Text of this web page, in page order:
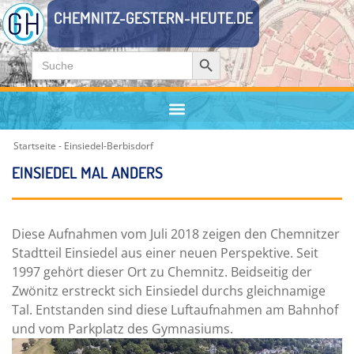
Zum
Inhalt
springen
CHEMNITZ-GESTERN-HEUTE.DE
Search
for:
Search Button
Startseite - Einsiedel-Berbisdorf
EINSIEDEL MAL ANDERS
Diese Aufnahmen vom Juli 2018 zeigen den Chemnitzer
Stadtteil Einsiedel aus einer neuen Perspektive. Seit
1997 gehört dieser Ort zu Chemnitz. Beidseitig der
Zwönitz erstreckt sich Einsiedel durchs gleichnamige
Tal. Entstanden sind diese Luftaufnahmen am Bahnhof
und vom Parkplatz des Gymnasiums.